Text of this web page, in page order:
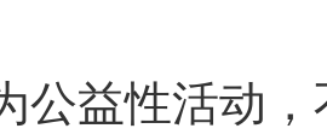
公益性活动